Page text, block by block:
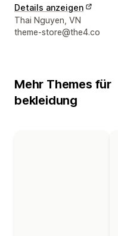
Details anzeigen
Designer-Kontaktdaten
Thai Nguyen, VN
theme-store@the4.co
Mehr Themes für
bekleidung